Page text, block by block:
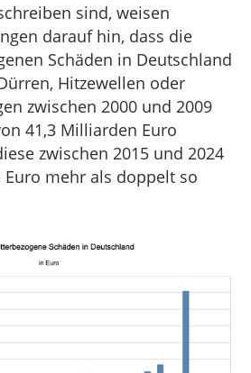
sind, weisen
darauf hin, dass die
Schäden in Deutschland
Hitzewellen oder
zwischen 2000 und 2009
41,3 Milliarden Euro
zwischen 2015 und 2024
mehr als doppelt so